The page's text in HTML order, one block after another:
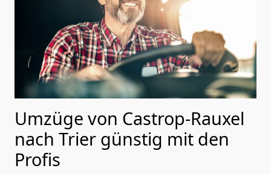
Umzüge von Castrop-Rauxel
nach Trier günstig mit den
Profis